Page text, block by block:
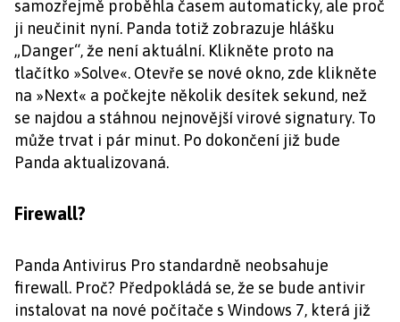
samozřejmě proběhla časem automaticky, ale proč
ji neučinit nyní. Panda totiž zobrazuje hlášku
„Danger“, že není aktuální. Klikněte proto na
tlačítko »Solve«. Otevře se nové okno, zde klikněte
na »Next« a počkejte několik desítek sekund, než
se najdou a stáhnou nejnovější virové signatury. To
může trvat i pár minut. Po dokončení již bude
Panda aktualizovaná.
Firewall?
Panda Antivirus Pro standardně neobsahuje
firewall. Proč? Předpokládá se, že se bude antivir
instalovat na nové počítače s Windows 7, která již